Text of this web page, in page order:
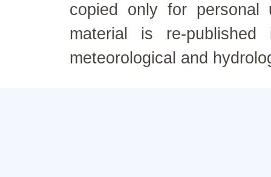
copied only for personal
material is re-
meteorological and